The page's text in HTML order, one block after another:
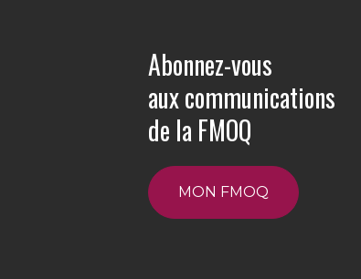
Abonnez-vous
aux communications
de la FMOQ
MON FMOQ